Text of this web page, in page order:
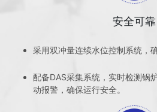
安全可靠
采用双冲量连续水位控制系统，
配备DAS采集系统，实时检测锅
动报警，确保运行安全。